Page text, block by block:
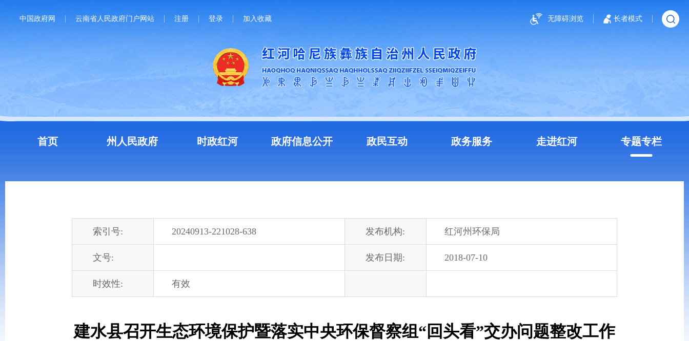
中国政府网 云南省人民政府门户网站 注册 登录 加入收藏 无障碍浏览 长者模式
首页 州人民政府 时政红河 政府信息公开 政民互动 政务服务 走进红河 专题专栏
索引号: 20240913-221028-638 发布机构: 红河州环保局
文号: 发布日期: 2018-07-10
时效性: 有效
建水县召开生态环境保护暨落实中央环保督察组“回头看”交办问题整改工作